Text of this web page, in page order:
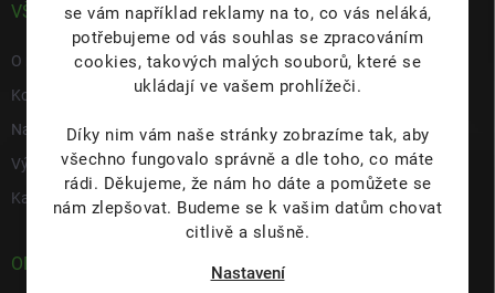
se vám například reklamy na to, co vás neláká,
potřebujeme od vás souhlas se zpracováním
cookies, takových malých souborů, které se
ukládají ve vašem prohlížeči.
Díky nim vám naše stránky zobrazíme tak, aby
všechno fungovalo správně a dle toho, co máte
rádi. Děkujeme, že nám ho dáte a pomůžete se
nám zlepšovat. Budeme se k vašim datům chovat
citlivě a slušně.
Nastavení
VŠE O NÁS
O nás
Kontakty
Napište nám
Výdejní místo s prodejnou Hulín
Kariéra
ODEBÍRAT NEWSLETTER